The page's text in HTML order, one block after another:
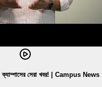
ও ক্যাম্পাসের সেরা খবর! | Campus